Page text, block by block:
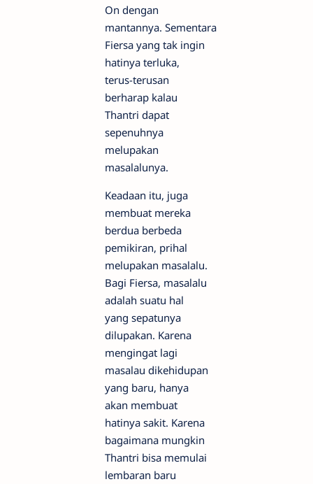
On dengan
mantannya. Sementara
Fiersa yang tak ingin
hatinya terluka,
terus-terusan
berharap kalau
Thantri dapat
sepenuhnya
melupakan
masalalunya.
Keadaan itu, juga
membuat mereka
berdua berbeda
pemikiran, prihal
melupakan masalalu.
Bagi Fiersa, masalalu
adalah suatu hal
yang sepatunya
dilupakan. Karena
mengingat lagi
masalau dikehidupan
yang baru, hanya
akan membuat
hatinya sakit. Karena
bagaimana mungkin
Thantri bisa memulai
lembaran baru